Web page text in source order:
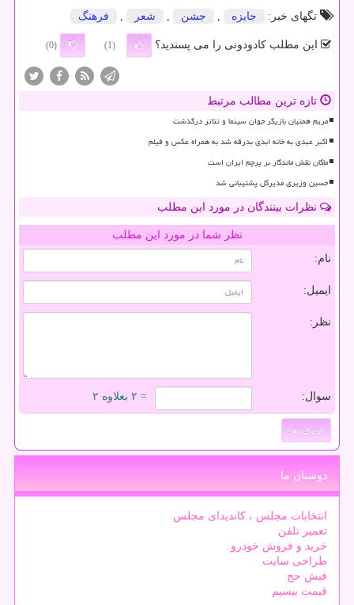
تگهای خبر:
جایزه جشن شعر فرهنگ
این مطلب کادودونی را می پسندید؟ (1)
(0)
تازه ترین مطالب مرتبط
مریم همتیان بازیگر جوان سینما و تئاتر درگذشت
اکبر عبدی به خانه ابدی بدرقه شد به همراه عکس و فیلم
ماکان نقش ماندگار بر پرچم ایران است
حسین وزیری مدیرکل پشتیبانی شد
نظرات بینندگان در مورد این مطلب
نظر شما در مورد این مطلب
نام:
ایمیل:
نظر:
سوال: = ۲ بعلاوه ۲
دوستان ما
انتخابات مجلس ، کاندیدای مجلس
تعمیر تلفن
خرید و فروش خودرو
طراحی سایت
فیش حج
قیمت بیسیم